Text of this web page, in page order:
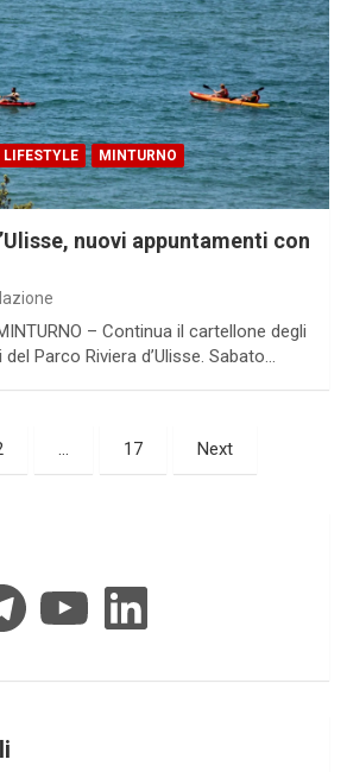
LIFESTYLE
MINTURNO
nuovi appuntamenti con
– Continua il cartellone degli
Parco Riviera d’Ulisse. Sabato…
… 17 Next
YouTube LinkedIn